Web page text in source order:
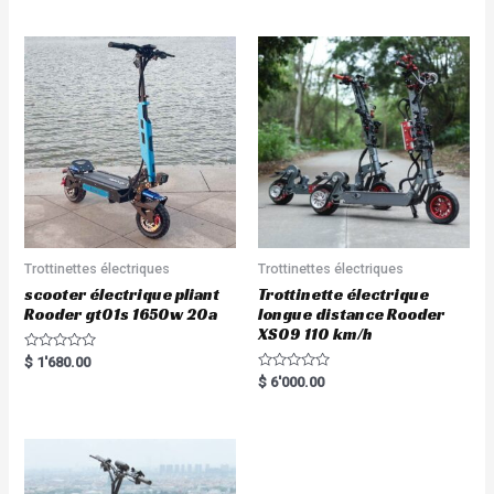
Trottinettes électriques
scooter électrique pliant
Rooder gt01s 1650w 20a
R
a
$ 1'680.00
Trottinettes électriques
Trottinette électrique
longue distance Rooder
XS09 110 km/h
R
a
$ 6'000.00